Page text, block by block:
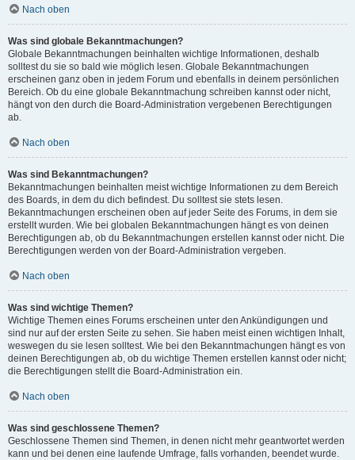
Nach oben
Was sind globale Bekanntmachungen?
Globale Bekanntmachungen beinhalten wichtige Informationen, deshalb
solltest du sie so bald wie möglich lesen. Globale Bekanntmachungen
erscheinen ganz oben in jedem Forum und ebenfalls in deinem persönlichen
Bereich. Ob du eine globale Bekanntmachung schreiben kannst oder nicht,
hängt von den durch die Board-Administration vergebenen Berechtigungen
ab.
Nach oben
Was sind Bekanntmachungen?
Bekanntmachungen beinhalten meist wichtige Informationen zu dem Bereich
des Boards, in dem du dich befindest. Du solltest sie stets lesen.
Bekanntmachungen erscheinen oben auf jeder Seite des Forums, in dem sie
erstellt wurden. Wie bei globalen Bekanntmachungen hängt es von deinen
Berechtigungen ab, ob du Bekanntmachungen erstellen kannst oder nicht. Die
Berechtigungen werden von der Board-Administration vergeben.
Nach oben
Was sind wichtige Themen?
Wichtige Themen eines Forums erscheinen unter den Ankündigungen und
sind nur auf der ersten Seite zu sehen. Sie haben meist einen wichtigen Inhalt,
weswegen du sie lesen solltest. Wie bei den Bekanntmachungen hängt es von
deinen Berechtigungen ab, ob du wichtige Themen erstellen kannst oder nicht;
die Berechtigungen stellt die Board-Administration ein.
Nach oben
Was sind geschlossene Themen?
Geschlossene Themen sind Themen, in denen nicht mehr geantwortet werden
kann und bei denen eine laufende Umfrage, falls vorhanden, beendet wurde.